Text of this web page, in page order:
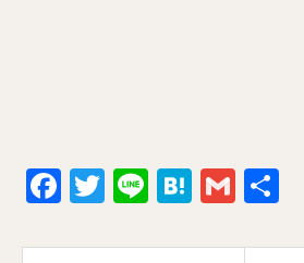
Facebook
TwitterLineHatenaGmail